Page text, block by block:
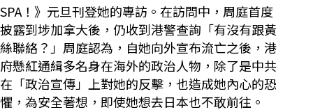
SPA！》元旦刊登她的專訪。在訪問中，周庭首度
披露到埗加拿大後，仍收到港警查詢「有沒有跟黃
絲聯絡？」周庭認為，自她向外宣布流亡之後，港
府懸紅通緝多名身在海外的政治人物，除了是中共
在「政治宣傳」上對她的反擊，也造成她內心的恐
懼，為安全著想，即使她想去日本也不敢前往。